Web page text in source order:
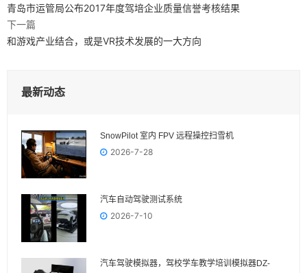
青岛市运管局公布2017年度驾培企业质量信誉考核结果
下一篇
和游戏产业结合，或是VR技术发展的一大方向
最新动态
SnowPilot 室内 FPV 远程操控扫雪机
2026-7-28
汽车自动驾驶测试系统
2026-7-10
汽车驾驶模拟器，驾校学车教学培训模拟器DZ-